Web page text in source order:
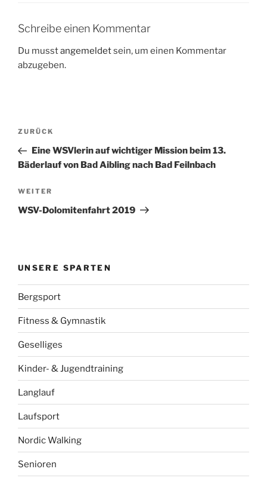
Schreibe einen Kommentar
Du musstangemeldetsein, um einen Kommentar
abzugeben.
Beitragsnavigation
Vorheriger
Beitrag
ZURÜCK
Eine WSVlerin auf wichtiger Mission beim 13.
Bäderlauf von Bad Aibling nach Bad Feilnbach
Nächster
Beitrag
WEITER
WSV-Dolomitenfahrt 2019
UNSERE SPARTEN
Bergsport
Fitness & Gymnastik
Geselliges
Kinder- & Jugendtraining
Langlauf
Laufsport
Nordic Walking
Senioren